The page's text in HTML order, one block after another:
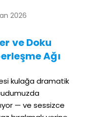
2026
ve Doku
Ağı
kulağa dramatik
— ve sessizce